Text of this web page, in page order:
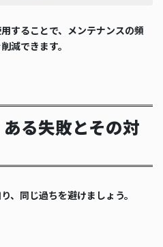
することで、メンテナンスの頻
減できます。
る失敗とその対
、同じ過ちを避けましょう。